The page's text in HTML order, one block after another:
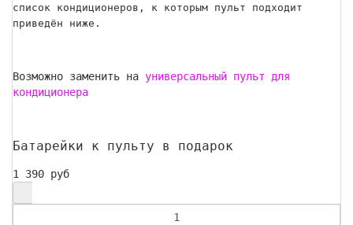
список кондиционеров, к которым пульт подходит
приведён ниже.
Возможно заменить на универсальный пульт для
кондиционера
Батарейки к пульту в подарок
1 390 руб